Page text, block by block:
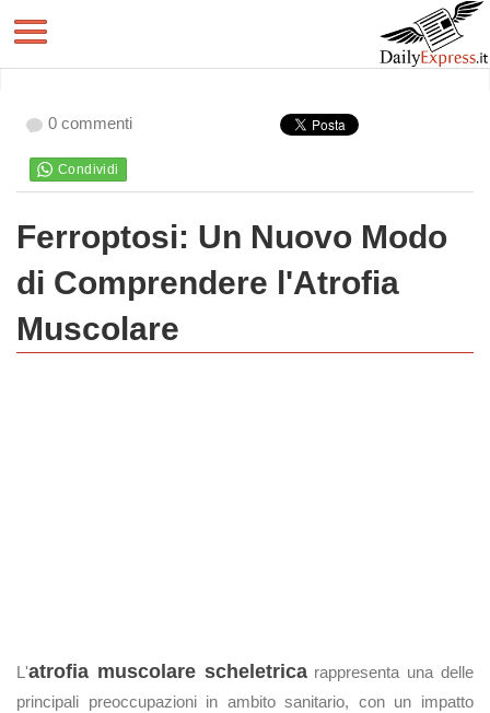
0 commenti
Ferroptosi: Un Nuovo Modo
di Comprendere l'Atrofia
Muscolare
L'atrofia muscolare scheletricarappresenta una delle
principali preoccupazioni in ambito sanitario, con un impatto